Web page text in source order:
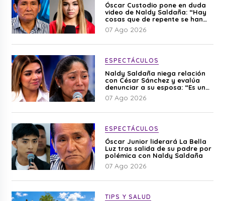
Óscar Custodio pone en duda
video de Naldy Saldaña: “Hay
cosas que de repente se han
editado”
07 Ago 2026
ESPECTÁCULOS
Naldy Saldaña niega relación
con César Sánchez y evalúa
denunciar a su esposa: “Es una
difamación”
07 Ago 2026
ESPECTÁCULOS
Óscar Junior liderará La Bella
Luz tras salida de su padre por
polémica con Naldy Saldaña
07 Ago 2026
TIPS Y SALUD